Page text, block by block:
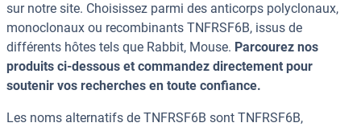
sur notre site. Choisissez parmi des anticorps polyclonaux,
monoclonaux ou recombinants TNFRSF6B, issus de
différents hôtes tels que Rabbit, Mouse. Parcourez nos
produits ci-dessous et commandez directement pour
soutenir vos recherches en toute confiance.
Les noms alternatifs de TNFRSF6B sont TNFRSF6B,